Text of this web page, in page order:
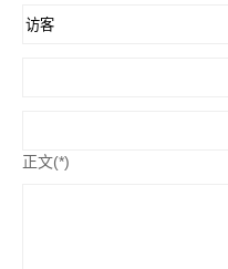
正文(*)